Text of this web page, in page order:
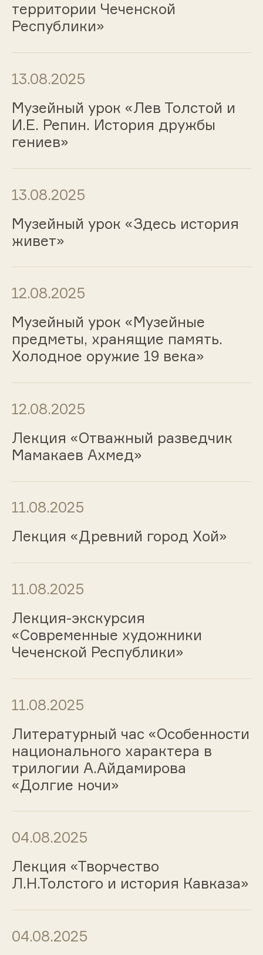
территории Чеченской
Республики»
13.08.2025
Музейный урок «Лев Толстой и
И.Е. Репин. История дружбы
гениев»
13.08.2025
Музейный урок «Здесь история
живет»
12.08.2025
Музейный урок «Музейные
предметы, хранящие память.
Холодное оружие 19 века»
12.08.2025
Лекция «Отважный разведчик
Мамакаев Ахмед»
11.08.2025
Лекция «Древний город Хой»
11.08.2025
Лекция-экскурсия
«Современные художники
Чеченской Республики»
11.08.2025
Литературный час «Особенности
национального характера в
трилогии А.Айдамирова
«Долгие ночи»
04.08.2025
Лекция «Творчество
Л.Н.Толстого и история Кавказа»
04.08.2025